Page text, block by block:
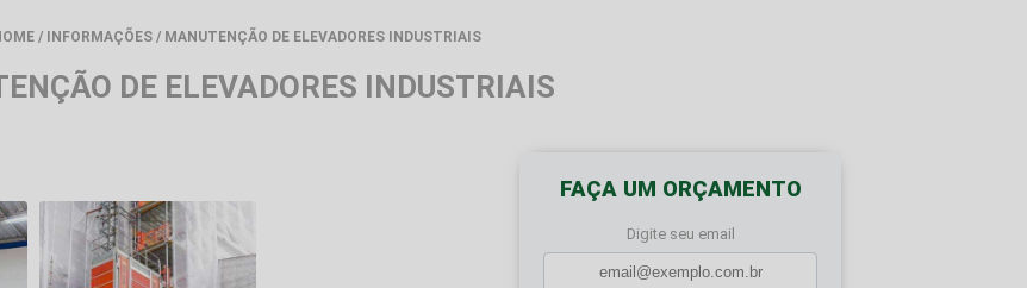
/ INFORMAÇÕES / MANUTENÇÃO DE ELEVADORES INDUSTRIAIS
DE ELEVADORES INDUSTRIAIS
FAÇA UM ORÇAMENTO
Digite seu email